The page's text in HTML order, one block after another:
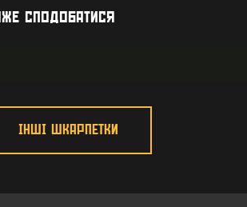
СПОДОБАТИСЯ
ІНШІ ШКАРПЕТКИ
INSIDE